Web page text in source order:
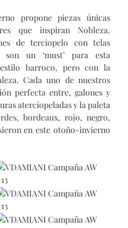
propone piezas únicas
que inspiran Nobleza.
de terciopelo con telas
son un ‘must’ para esta
barroco, pero con la
Cada uno de nuestros
perfecta entre, galones y
aterciopeladas y la paleta
bordeaux, rojo, negro,
en este otoño-invierno